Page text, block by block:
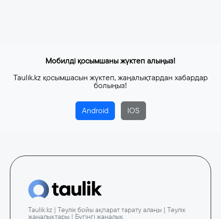
Мобилді қосымшаны жүктеп алыңыз!
Taulik.kz қосымшасын жүктеп, жаңалықтардан хабардар
болыңыз!
Android IOS
Taulik.kz | Тәулік бойы ақпарат тарату алаңы | Тәулік
жаңалықтары | Бүгінгі жаңалық